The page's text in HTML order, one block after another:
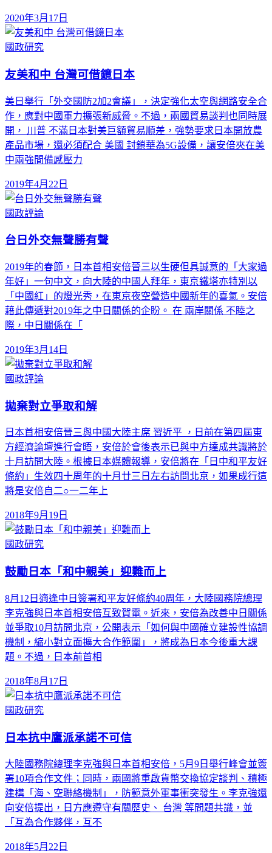
2020年3月17日
國政研究
友美和中 台灣可借鏡日本
美日舉行「外交國防2加2會議」，決定強化太空與網路安全合
作，應對中國軍力擴張新威脅。不過，兩國貿易談判也同時展
開， 川普 不滿日本對美巨額貿易順差，強勢要求日本開放農
產品市場，還必須配合 美國 封鎖華為5G設備，讓安倍夾在美
中兩強間備感壓力
2019年4月22日
國政評論
台日外交無聲勝有聲
2019年的春節，日本首相安倍晉三以生硬但具誠意的「大家過
年好」一句中文，向大陸的中國人拜年，東京鐵塔亦特別以
「中國紅」的燈光秀，在東京夜空營造中國新年的喜氣。安倍
藉此傳遞對2019年之中日關係的企盼。 在 兩岸關係 不睦之
際，中日關係在「
2019年3月14日
國政評論
拋棄對立爭取和解
日本首相安倍晉三與中國大陸主席 習近平 ，日前在第四屆東
方經濟論壇進行會晤，安倍於會後表示已與中方達成共識將於
十月訪問大陸。根據日本媒體報導，安倍將在「日中和平友好
條約」生效四十周年的十月廿三日左右訪問北京，如果成行這
將是安倍自二○一二年上
2018年9月19日
國政研究
鼓勵日本「和中親美」迎難而上
8月12日適逢中日簽署和平友好條約40周年，大陸國務院總理
李克強與日本首相安倍互致賀電。近來，安倍為改善中日關係
並爭取10月訪問北京，公開表示「如何與中國確立建設性協調
機制，縮小對立面擴大合作範圍」，將成為日本今後重大課
題。不過，日本前首相
2018年8月17日
國政研究
日本抗中鷹派承諾不可信
大陸國務院總理李克強與日本首相安倍，5月9日舉行峰會並簽
署10項合作文件；同時，兩國將重啟貨幣交換協定談判、積極
建構「海、空聯絡機制」，防範意外軍事衝突發生。李克強還
向安倍提出，日方應遵守有關歷史、 台灣 等問題共識，並
「互為合作夥伴，互不
2018年5月22日